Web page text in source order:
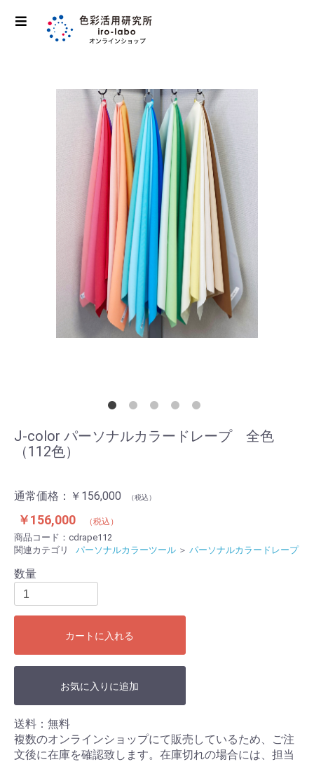
J-color パーソナルカラードレープ 全色
（112色）
通常価格：￥156,000 （税込）
￥156,000 （税込）
商品コード： cdrape112
関連カテゴリ
パーソナルカラーツール ＞ パーソナルカラードレープ
数量
カートに入れる
お気に入りに追加
送料：無料
複数のオンラインショップにて販売しているため、ご注
文後に在庫を確認致します。在庫切れの場合には、担当